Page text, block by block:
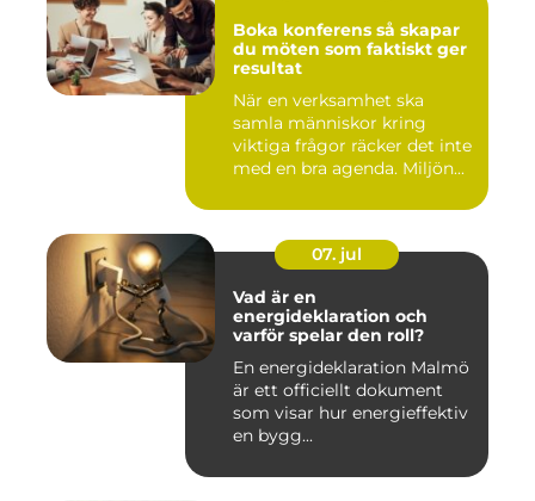
Boka konferens så skapar
du möten som faktiskt ger
resultat
När en verksamhet ska
samla människor kring
viktiga frågor räcker det inte
med en bra agenda. Miljön...
07. jul
Vad är en
energideklaration och
varför spelar den roll?
En energideklaration Malmö
är ett officiellt dokument
som visar hur energieffektiv
en bygg...